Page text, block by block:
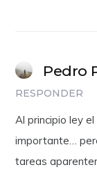
Pedro
RESPONDER
Al principio ley
importante…
tareas